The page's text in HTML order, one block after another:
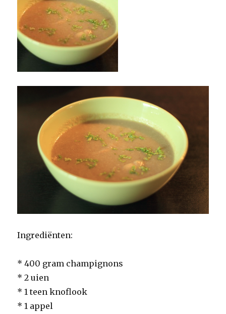
Ingrediënten:
* 400 gram champignons
* 2 uien
* 1 teen knoflook
* 1 appel